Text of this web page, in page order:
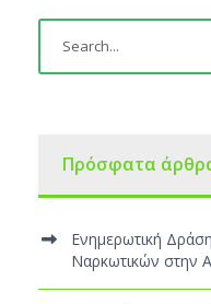
Πρόσφατα
Ενημερωτική
Ναρκωτικών στην